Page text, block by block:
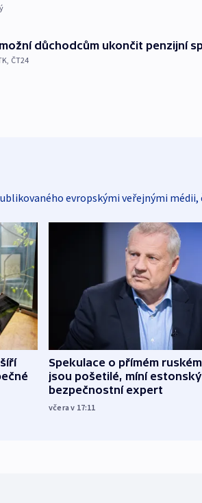
důchodcům ukončit penzijní
ČT24
evropskými veřejnými médii,
Spekulace o přímém
jsou pošetilé, míní estonský
bezpečnostní expert
včera v 17:11